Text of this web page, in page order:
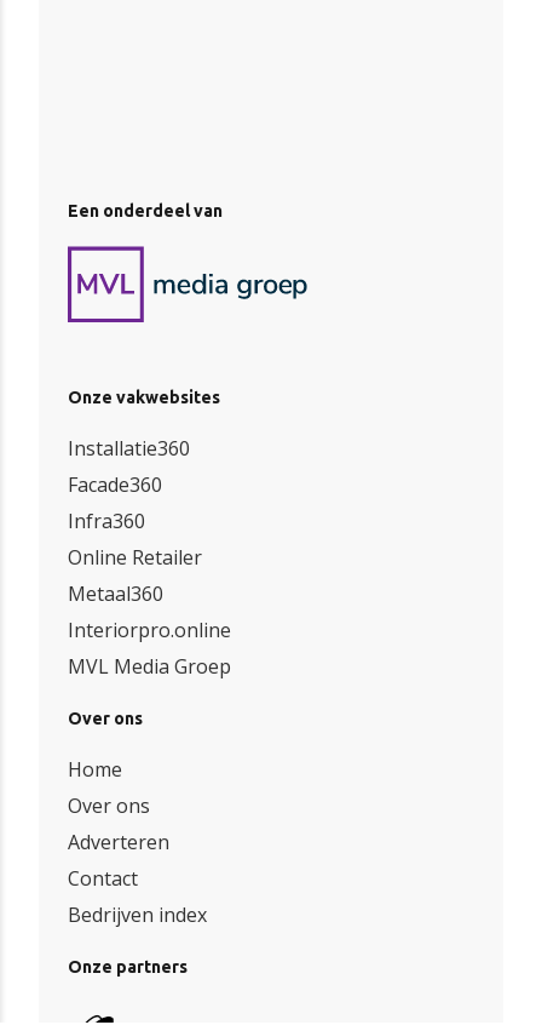
Een onderdeel van
Onze vakwebsites
Installatie360
Facade360
Infra360
Online Retailer
Metaal360
Interiorpro.online
MVL Media Groep
Over ons
Home
Over ons
Adverteren
Contact
Bedrijven index
Onze partners